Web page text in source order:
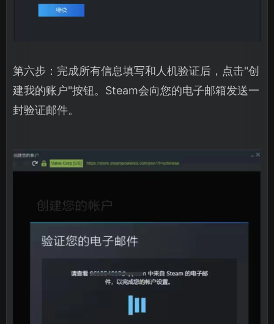
第六步：完成所有信息填写和人机验证后，点击"创
建我的账户"按钮。Steam会向您的电子邮箱发送一
封验证邮件。